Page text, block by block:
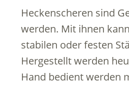
Heckenscheren sind
werden. Mit ihnen
stabilen oder festen
Hergestellt werden
Hand bedient werden